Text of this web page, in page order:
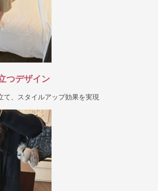
つデザイン
て、スタイルアップ効果を実現